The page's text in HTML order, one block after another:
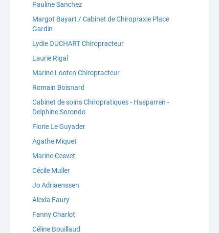
Pauline Sanchez
Margot Bayart / Cabinet de Chiropraxie Place
Gardin
Lydie OUCHART Chiropracteur
Laurie Rigal
Marine Looten Chiropracteur
Romain Boisnard
Cabinet de soins Chiropratiques - Hasparren -
Delphine Sorondo
Florie Le Guyader
Agathe Miquet
Marine Cesvet
Cécile Muller
Jo Adriaenssen
Alexia Faury
Fanny Charlot
Céline Bouillaud